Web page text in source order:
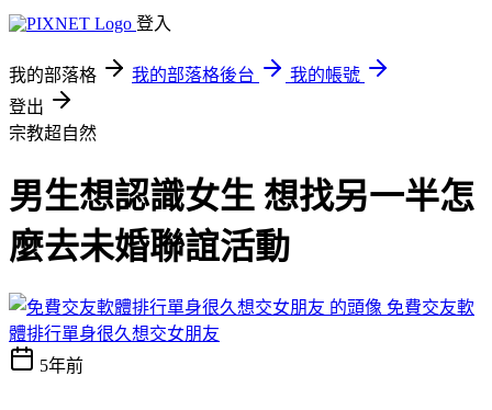
登入
我的部落格 我的部落格後台
我的帳號
登出
宗教超自然
男生想認識女生 想找另一半怎
麼去未婚聯誼活動
免費交友軟
體排行單身很久想交女朋友
5年前